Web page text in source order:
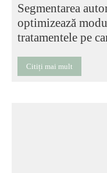
Segmentarea
optimizează
tratamentele pe
Citiți mai mult